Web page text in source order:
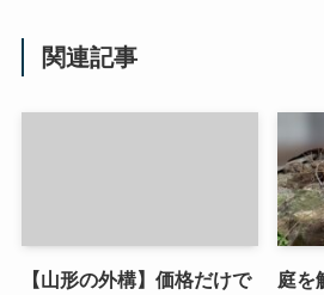
関連記事
【山形の外構】価格だけで
庭を